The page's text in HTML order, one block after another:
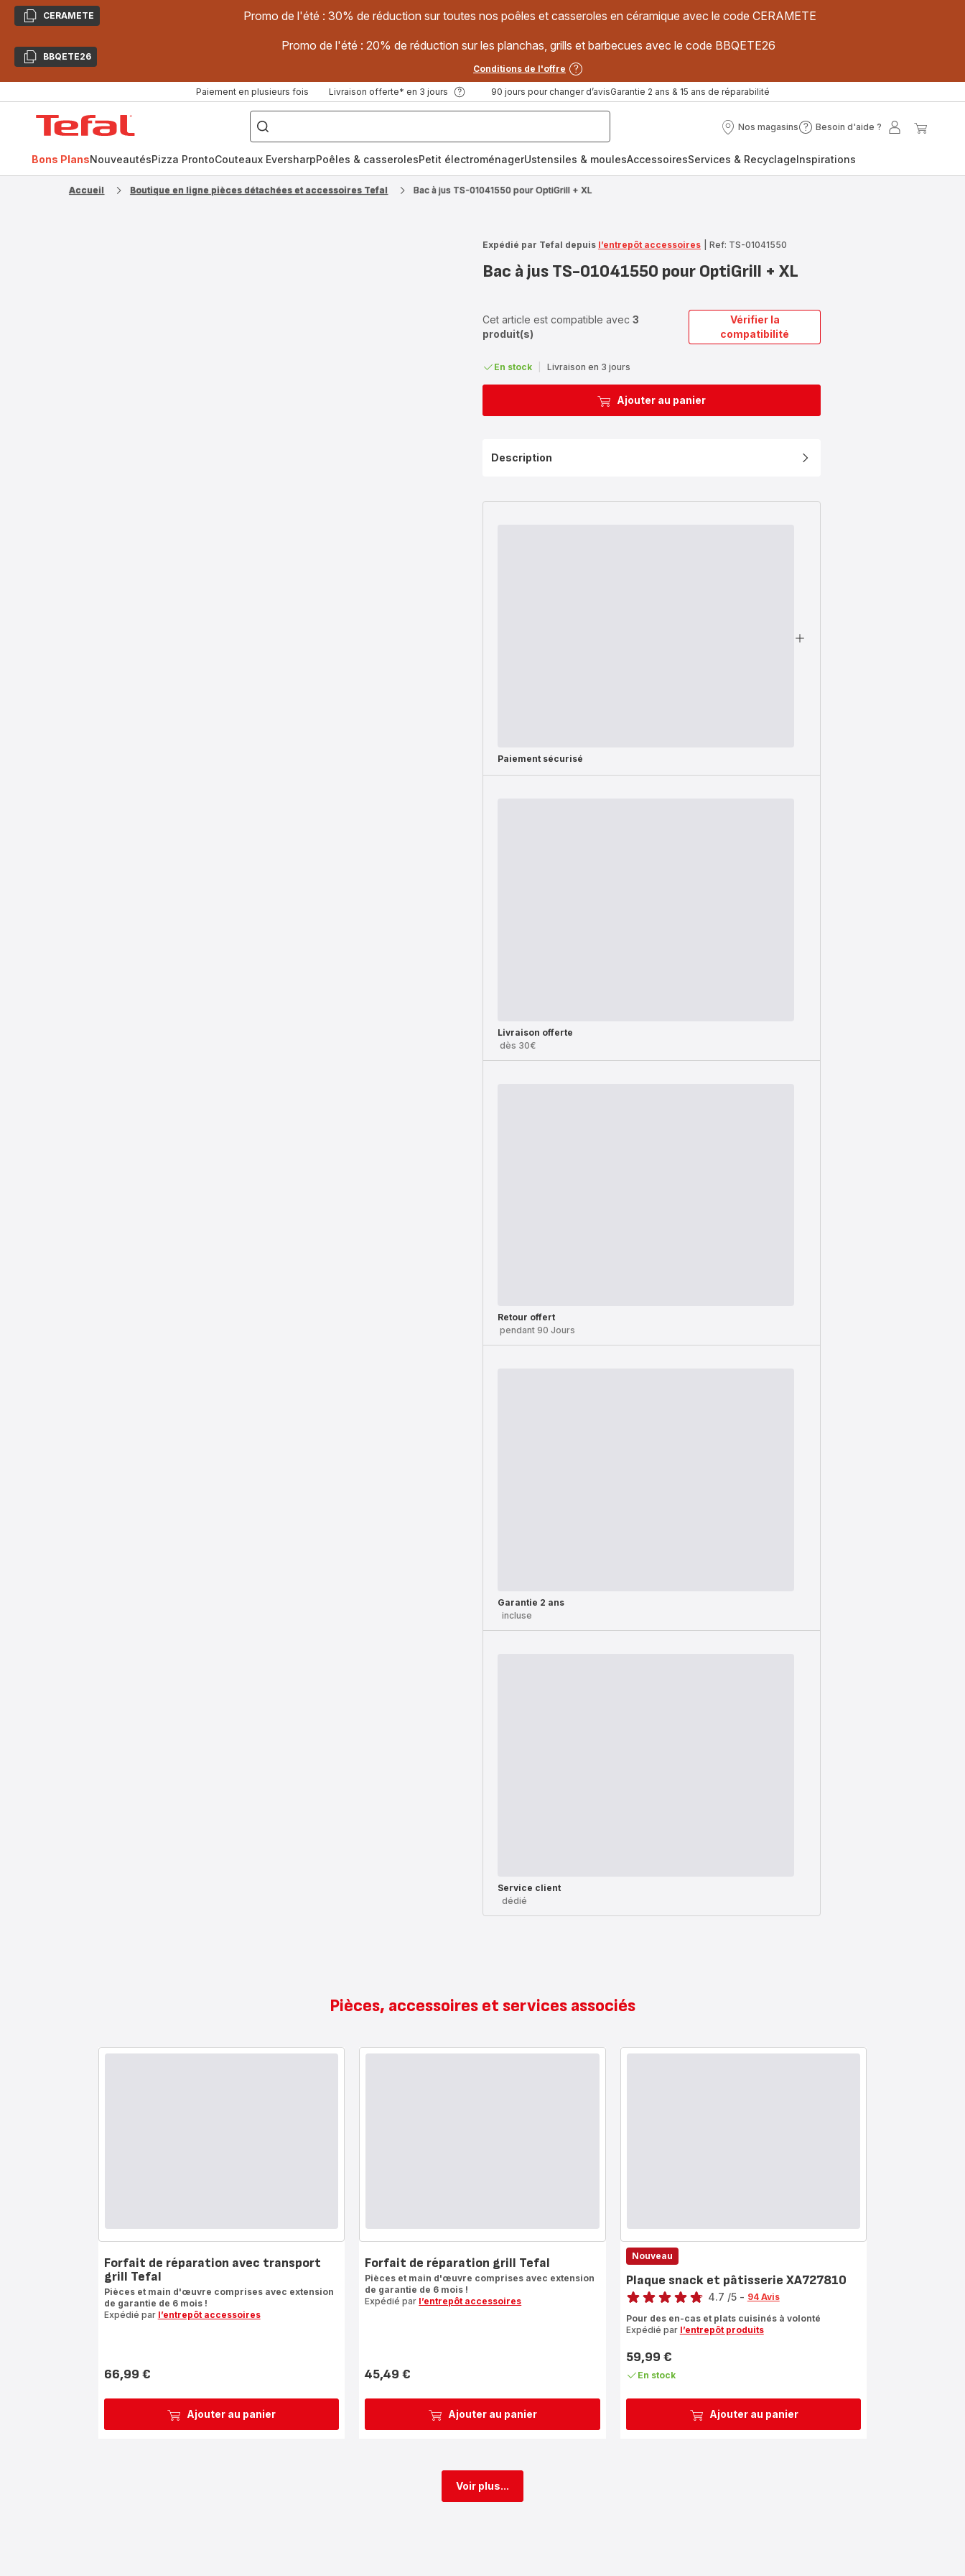
CopierCERAMETE Promo de l'été : 30% de réduction sur toutes nos poêles et casseroles en céramique avec le code CERAMETE
CopierBBQETE26
Promo de l'été : 20% de réduction sur les planchas, grills et barbecues avec le code BBQETE26
Conditions de l'offre
Paiement en plusieurs fois Livraison offerte* en 3 jours 90 jours pour changer d’avisGarantie 2 ans & 15 ans de réparabilité
["Poêles
inox,
Cake
Factory,
Nos magasins
Nos
Besoin d'aide ?
Besoin
?
Mon
Bons PlansNouveautésPizza ProntoCouteaux EversharpPoêles & casserolesPetit électroménagerUstensiles & moulesAccessoiresServices & RecyclageInspirations
Accueil Boutique en ligne pièces détachées et accessoires Tefal Bac à jus TS-01041550 pour OptiGrill + XL
Expédié par Tefal depuis l’entrepôt accessoires Ref: TS-01041550
Bac à jus TS-01041550 pour OptiGrill + XL
Cet article est compatible avec 3
produit(s)
Vérifier la
compatibilité
En stock Livraison en 3 jours
Ajouter au panier
Description
Paiement sécurisé
Livraison offerte
dès 30€
Retour offert
pendant 90 Jours
Garantie 2 ans
incluse
Service client
dédié
Pièces, accessoires et services associés
Ajouter au panier
Forfait de réparation avec transport
grill Tefal
Pièces et main d'œuvre comprises avec extension
de garantie de 6 mois !
Expédié par l’entrepôt accessoires
Prix
66,99 €
Ajouter au panier
Forfait de réparation grill Tefal
Pièces et main d'œuvre comprises avec extension
de garantie de 6 mois !
Expédié par l’entrepôt accessoires
Prix
45,49 €
Ajouter au panier
Nouveau
Plaque snack et pâtisserie XA727810
Note
4.7 /5 - 94 Avis
Pour des en-cas et plats cuisinés à volonté
Expédié par l’entrepôt produits
Prix
59,99 €
En stock
Voir plus...